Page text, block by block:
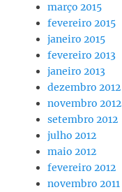
março 2015
fevereiro 2015
janeiro 2015
fevereiro 2013
janeiro 2013
dezembro 2012
novembro 2012
setembro 2012
julho 2012
maio 2012
fevereiro 2012
novembro 2011